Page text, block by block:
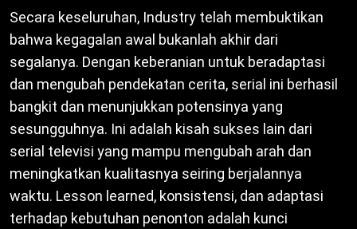
Secara keseluruhan, Industry telah membuktikan
bahwa kegagalan awal bukanlah akhir dari
segalanya. Dengan keberanian untuk beradaptasi
dan mengubah pendekatan cerita, serial ini berhasil
bangkit dan menunjukkan potensinya yang
sesungguhnya. Ini adalah kisah sukses lain dari
serial televisi yang mampu mengubah arah dan
meningkatkan kualitasnya seiring berjalannya
waktu. Lesson learned, konsistensi, dan adaptasi
terhadap kebutuhan penonton adalah kunci